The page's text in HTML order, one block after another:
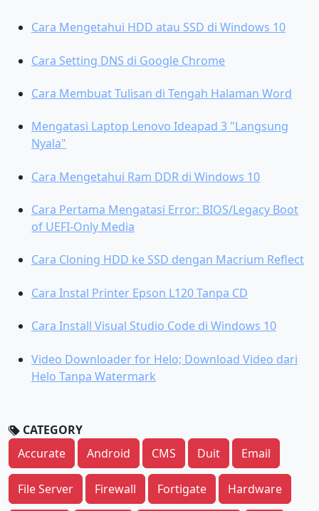
Cara Mengetahui HDD atau SSD di Windows 10
Cara Setting DNS di Google Chrome
Cara Membuat Tulisan di Tengah Halaman Word
Mengatasi Laptop Lenovo Ideapad 3 "Langsung
Nyala"
Cara Mengetahui Ram DDR di Windows 10
Cara Pertama Mengatasi Error: BIOS/Legacy Boot
of UEFI-Only Media
Cara Cloning HDD ke SSD dengan Macrium Reflect
Cara Instal Printer Epson L120 Tanpa CD
Cara Install Visual Studio Code di Windows 10
Video Downloader for Helo; Download Video dari
Helo Tanpa Watermark
CATEGORY
Accurate
Android CMS Duit Email
File Server Firewall Fortigate Hardware